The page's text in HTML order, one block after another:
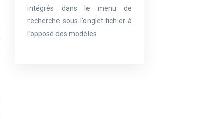
intégrés dans le menu de
recherche sous l’onglet fichier à
l’opposé des modèles.